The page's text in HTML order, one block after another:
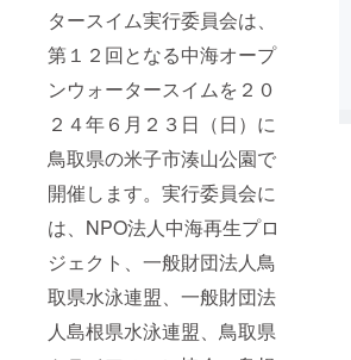
タースイム実行委員会は、
第１２回となる中海オープ
ンウォータースイムを２０
２４年６月２３日（日）に
鳥取県の米子市湊山公園で
開催します。実行委員会に
は、NPO法人中海再生プロ
ジェクト、一般財団法人鳥
取県水泳連盟、一般財団法
人島根県水泳連盟、鳥取県